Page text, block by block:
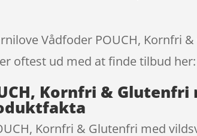
Vådfoder POUCH, Kornfri
oftest ud med at finde tilbud her:
Kornfri &
Kornfri & Glutenfri med